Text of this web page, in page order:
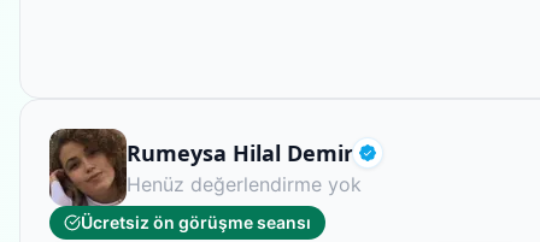
Rumeysa Hilal Demir Doğrulanmış
Fizyoterapist
Henüz değerlendirme yok
Ücretsiz ön görüşme seansı